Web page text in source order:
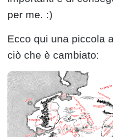
per me. :)
Ecco qui una piccola
ciò che è cambiato: